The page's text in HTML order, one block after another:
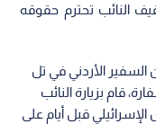
النائب تحترم حقوقه
السفير الأردني في تل
قام بزيارة النائب
قبل أيام على